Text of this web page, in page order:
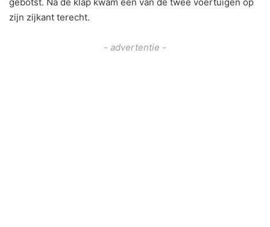
zijn zijkant terecht.
- advertentie -